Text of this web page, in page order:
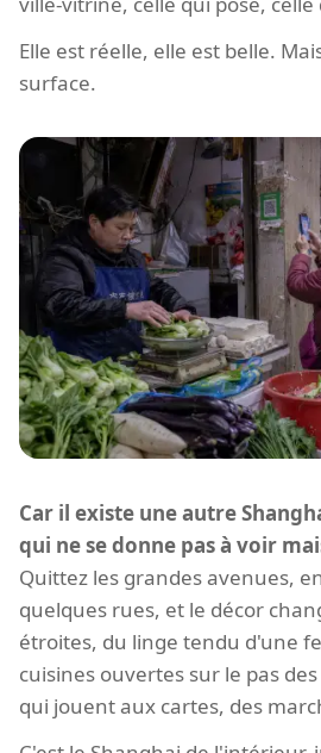
Elle est réelle, elle est belle.
surface.
Car il existe une autre
qui ne se donne pas à voir
Quittez les grandes avenues,
quelques rues, et le décor
étroites, du linge tendu d'une
cuisines ouvertes sur le pas
qui jouent aux cartes, des